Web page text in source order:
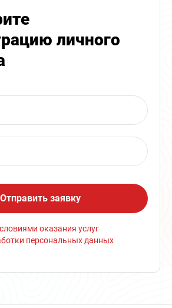
личного
оказания услуг
персональных данных